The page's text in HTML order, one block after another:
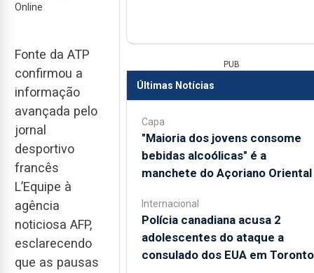
Online
Fonte da ATP
confirmou a
informação
avançada pelo
jornal
desportivo
francês
L’Equipe à
agência
noticiosa AFP,
esclarecendo
que as pausas
PUB
Últimas Notícias
Capa
"Maioria dos jovens consome
bebidas alcoólicas" é a
manchete do Açoriano Oriental
Internacional
Polícia canadiana acusa 2
adolescentes do ataque a
consulado dos EUA em Toronto